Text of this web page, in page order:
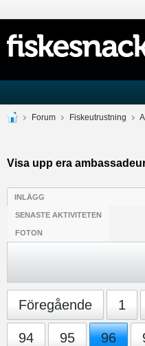
Forum Fiskeutrustning
Visa upp era
INLÄGG
SENASTE AKTIVITETEN
FOTON
Föregående 1
94 95 96